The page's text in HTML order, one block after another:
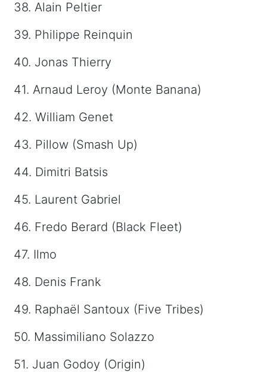
38. Alain Peltier
39. Philippe Reinquin
40. Jonas Thierry
41. Arnaud Leroy (Monte Banana)
42. William Genet
43. Pillow (Smash Up)
44. Dimitri Batsis
45. Laurent Gabriel
46. Fredo Berard (Black Fleet)
47. Ilmo
48. Denis Frank
49. Raphaël Santoux (Five Tribes)
50. Massimiliano Solazzo
51. Juan Godoy (Origin)